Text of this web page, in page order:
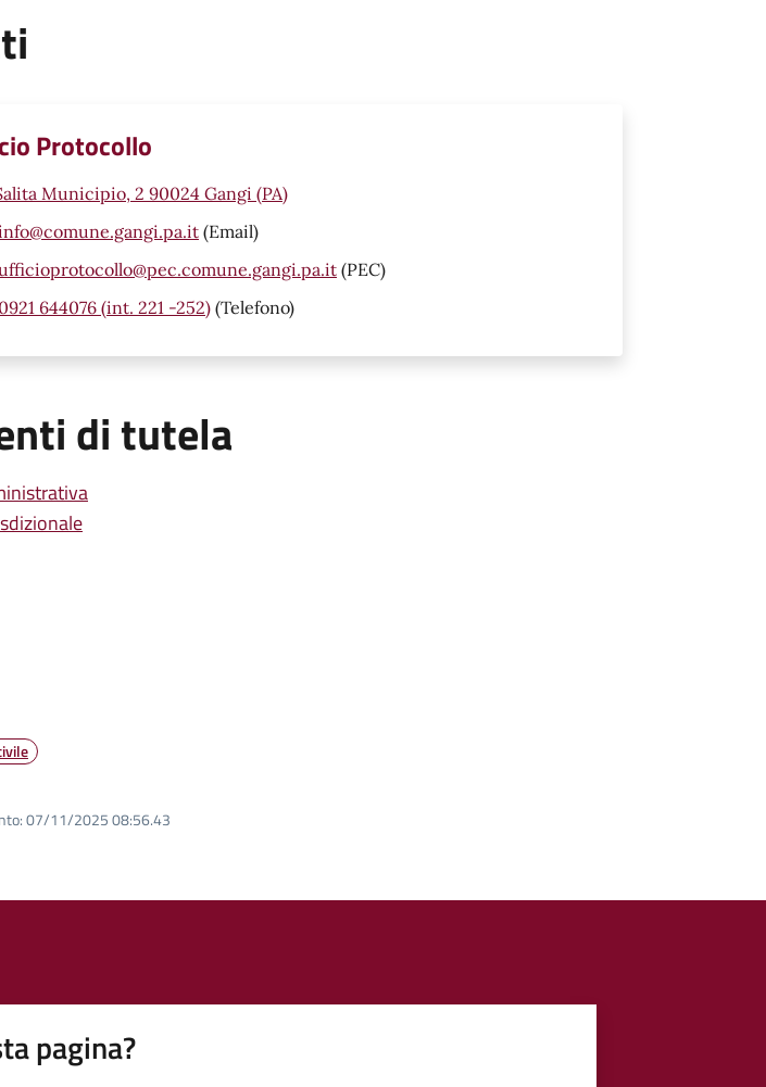
Protocollo
Municipio, 2 90024 Gangi (PA)
(Email)
(PEC)
0921 644076 (int. 221 -252) (Telefono)
di tutela
07/11/2025 08:56.43
pagina?